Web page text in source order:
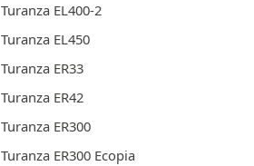
Turanza EL400-2
Turanza EL450
Turanza ER33
Turanza ER42
Turanza ER300
Turanza ER300 Ecopia